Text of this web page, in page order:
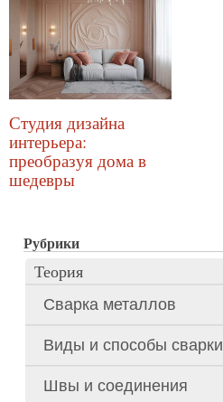
Студия дизайна
интерьера:
преобразуя дома в
шедевры
Рубрики
Теория
Сварка металлов
Виды и способы сварки
Швы и соединения